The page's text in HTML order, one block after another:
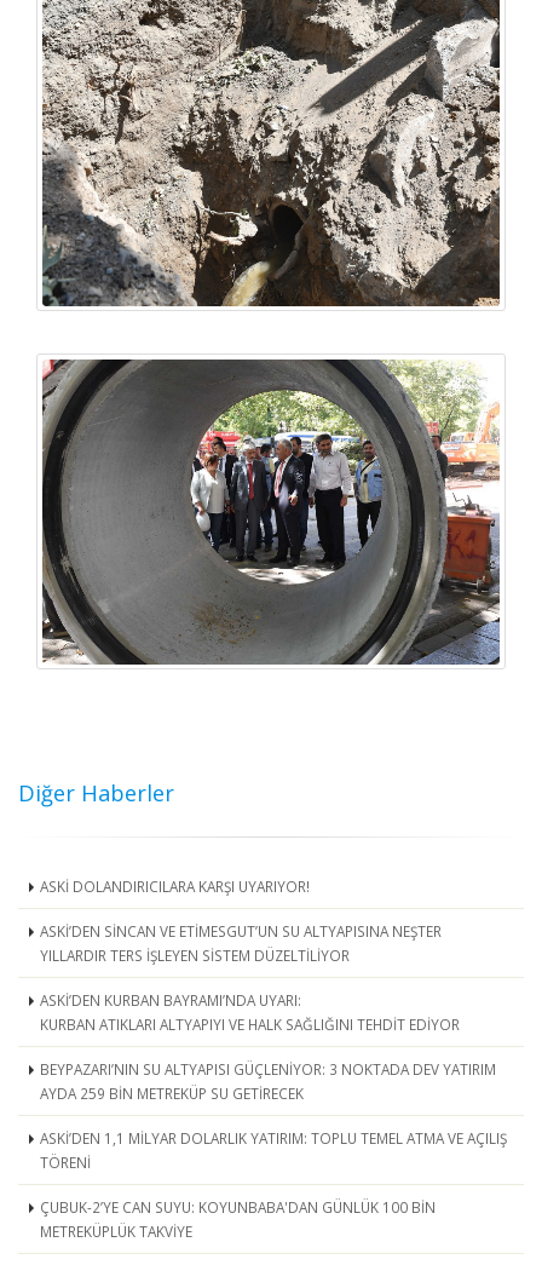
Diğer Haberler
ASKİ DOLANDIRICILARA KARŞI UYARIYOR!
ASKİ’DEN SİNCAN VE ETİMESGUT’UN SU ALTYAPISINA NEŞTER
YILLARDIR TERS İŞLEYEN SİSTEM DÜZELTİLİYOR
ASKİ’DEN KURBAN BAYRAMI’NDA UYARI:
KURBAN ATIKLARI ALTYAPIYI VE HALK SAĞLIĞINI TEHDİT EDİYOR
BEYPAZARI’NIN SU ALTYAPISI GÜÇLENİYOR: 3 NOKTADA DEV YATIRIM
AYDA 259 BİN METREKÜP SU GETİRECEK
ASKİ’DEN 1,1 MİLYAR DOLARLIK YATIRIM: TOPLU TEMEL ATMA VE AÇILIŞ
TÖRENİ
ÇUBUK-2’YE CAN SUYU: KOYUNBABA'DAN GÜNLÜK 100 BİN
METREKÜPLÜK TAKVİYE